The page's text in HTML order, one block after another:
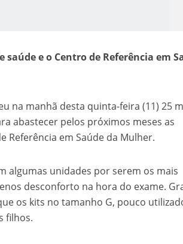
Dom Pedro I na Independência do Brasil
e o Centro de Referência em
na manhã desta quinta-feira (11) 25
abastecer pelos próximos meses as
Referência em Saúde da Mulher.
algumas unidades por serem os mais
desconforto na hora do exame.
os kits no tamanho G, pouco
filhos.